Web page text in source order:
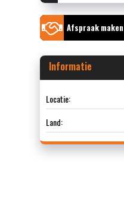
Afspraak maken
Informatie
Locatie:
Land: